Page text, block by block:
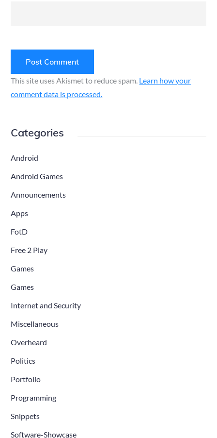
This site uses Akismet to reduce spam. Learn how your
comment data is processed.
Categories
Android
Android Games
Announcements
Apps
FotD
Free 2 Play
Games
Games
Internet and Security
Miscellaneous
Overheard
Politics
Portfolio
Programming
Snippets
Software-Showcase